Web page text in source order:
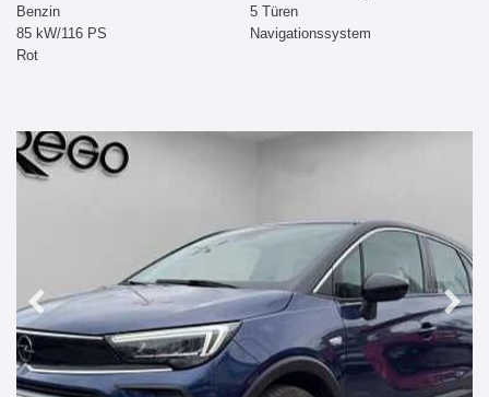
Benzin
85 kW/116 PS
Rot
5 Türen
Navigationssystem